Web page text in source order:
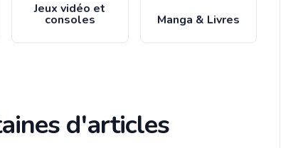
Jeux vidéo et
consoles Manga & Livres
d'articles